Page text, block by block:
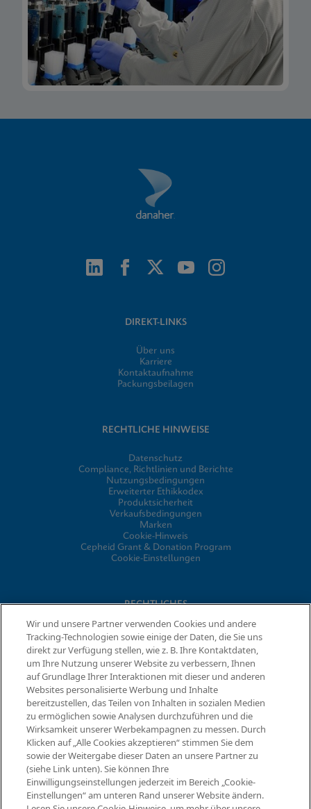
DIREKT-LINKS
Über uns
Karriere
Kontaktaufnahme
Packungsbeilagen
RECHTLICHE HINWEISE
Datenschutz
Compliance, Richtlinien und Berichte
Nutzungsbedingungen
Erweiterter Ethikkodex
Produktsicherheit
Verkaufsbedingungen
Marken
Cookie-Hinweis
Cepheid Grant & Donation Program
Cookie-Einstellungen
RECHTLICHES
Datenschutzvereinbarung
Partner-Gemeinschaften
Allgemeine Geschäftsbedingungen für Informationssicherheit
© 2026 Cepheid. Cepheid®, das Cepheid-Logo, GeneXpert®,
Xpert® und I-CORE® sind Marken von Cepheid, die in den USA
und anderen Ländern eingetragen sind.
Wir und unsere Partner verwenden Cookies und andere
Tracking-Technologien sowie einige der Daten, die Sie uns
direkt zur Verfügung stellen, wie z. B. Ihre Kontaktdaten,
um Ihre Nutzung unserer Website zu verbessern, Ihnen
auf Grundlage Ihrer Interaktionen mit dieser und anderen
Websites personalisierte Werbung und Inhalte
bereitzustellen, das Teilen von Inhalten in sozialen Medien
zu ermöglichen sowie Analysen durchzuführen und die
Wirksamkeit unserer Werbekampagnen zu messen. Durch
Klicken auf „Alle Cookies akzeptieren“ stimmen Sie dem
sowie der Weitergabe dieser Daten an unsere Partner zu
(siehe Link unten). Sie können Ihre
Einwilligungseinstellungen jederzeit im Bereich „Cookie-
Einstellungen“ am unteren Rand unserer Website ändern.